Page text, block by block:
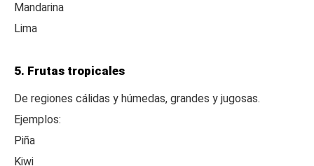
Mandarina
Lima
5. Frutas tropicales
De regiones cálidas y húmedas, grandes y jugosas.
Ejemplos:
Piña
Kiwi